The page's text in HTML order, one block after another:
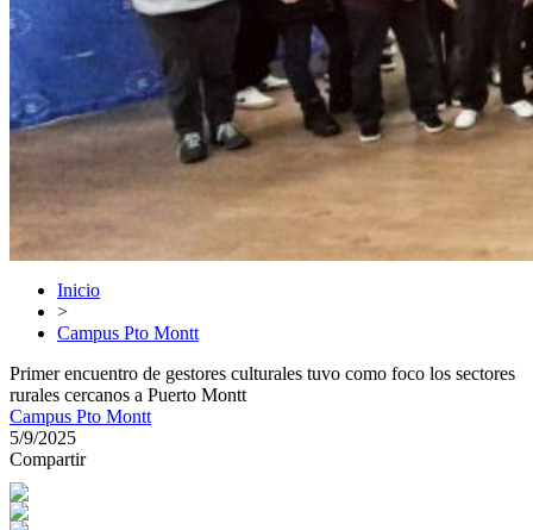
Inicio
>
Campus Pto Montt
Primer encuentro de gestores culturales tuvo como foco los sectores
rurales cercanos a Puerto Montt
Campus Pto Montt
5/9/2025
Compartir